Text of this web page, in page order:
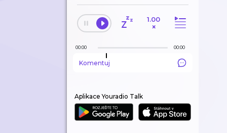
1.00
×
00:00 00:00
Komentuj
Aplikace Youradio Talk